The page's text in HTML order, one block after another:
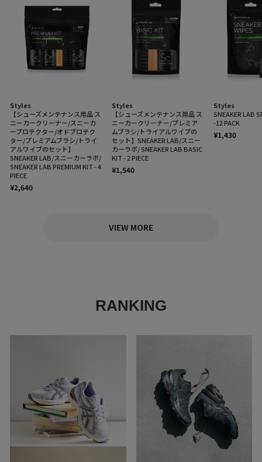
Styles
【シューズメンテナンス用品 ス
ニーカークリーナー/スニーカ
ープロテクター/オドプロテク
ター/プレミアムブラシ/トライ
アルワイプのセット】
SNEAKER LAB/スニーカーラボ/
SNEAKER LAB PREMIUM KIT - 4
PIECE
¥2,640
Styles
【シューズメンテナンス用品 ス
ニーカークリーナー/プレミア
ムブラシ/トライアルワイプの
セット】SNEAKER LAB/スニー
カーラボ/ SNEAKER LAB BASIC
KIT - 2 PIECE
¥1,540
Styles
SNEAKER LAB
-12 PACK
¥1,430
VIEW MORE
RANKING